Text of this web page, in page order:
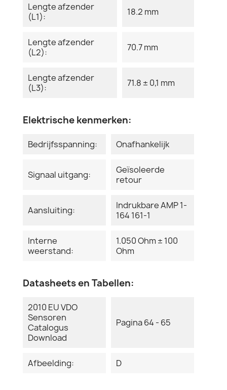
Lengte afzender
(L1):
18.2 mm
Lengte afzender
(L2):
70.7 mm
Lengte afzender
(L3):
71.8 ± 0,1 mm
Elektrische kenmerken:
Bedrijfsspanning: Onafhankelijk
Signaal uitgang:
Geïsoleerde
retour
Aansluiting:
Indrukbare AMP 1-
164 161-1
Interne
weerstand:
1.050 Ohm ± 100
Ohm
Datasheets en Tabellen:
2010 EU VDO
Sensoren
Catalogus
Download
Pagina 64 - 65
Afbeelding: D